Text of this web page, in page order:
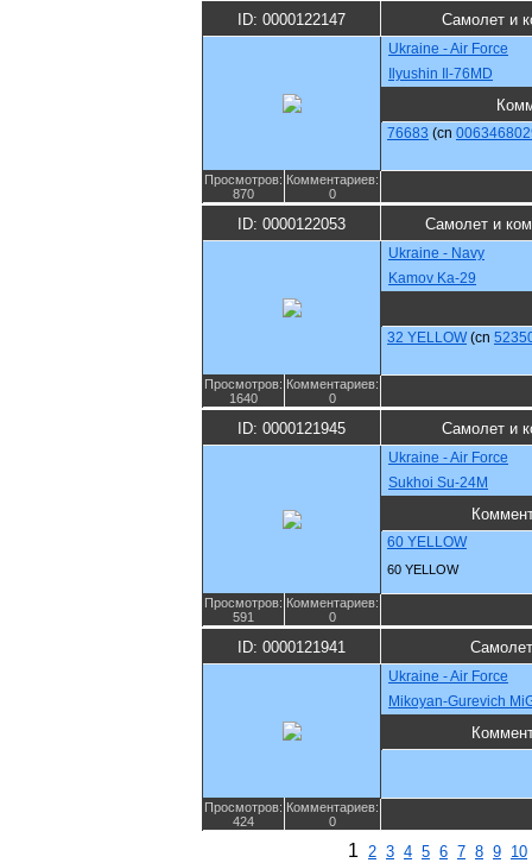
ID: 0000122147 Самолет и
Ukraine - Air Force
Ilyushin Il-76MD
76683 (cn
Просмотров:
870
Комментариев:
0
ID: 0000122053 Самолет и
Ukraine - Navy
Kamov Ka-29
32 YELLOW (cn
Просмотров:
1640
Комментариев:
0
ID: 0000121945 Самолет и
Ukraine - Air Force
Sukhoi Su-24M
60 YELLOW
60 YELLOW
Просмотров:
591
Комментариев:
0
ID: 0000121941
Ukraine - Air Force
Mikoyan-Gurevich
Просмотров:
424
Комментариев:
0
1 2 3 4 5 6 7 8 9 10